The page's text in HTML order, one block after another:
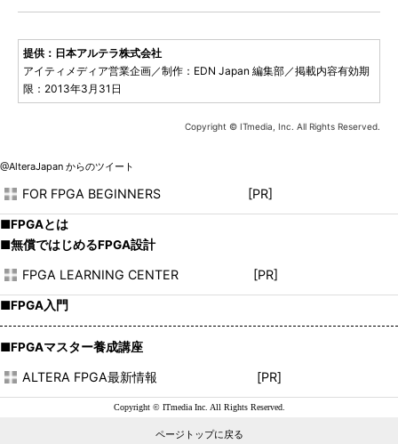
提供：日本アルテラ株式会社
アイティメディア営業企画／制作：EDN Japan 編集部／掲載内容有効期
限：2013年3月31日
Copyright © ITmedia, Inc. All Rights Reserved.
@AlteraJapan からのツイート
FOR FPGA BEGINNERS [PR]
■FPGAとは
■無償ではじめるFPGA設計
FPGA LEARNING CENTER [PR]
■FPGA入門
■FPGAマスター養成講座
ALTERA FPGA最新情報 [PR]
Copyright © ITmedia Inc. All Rights Reserved.
ページトップに戻る